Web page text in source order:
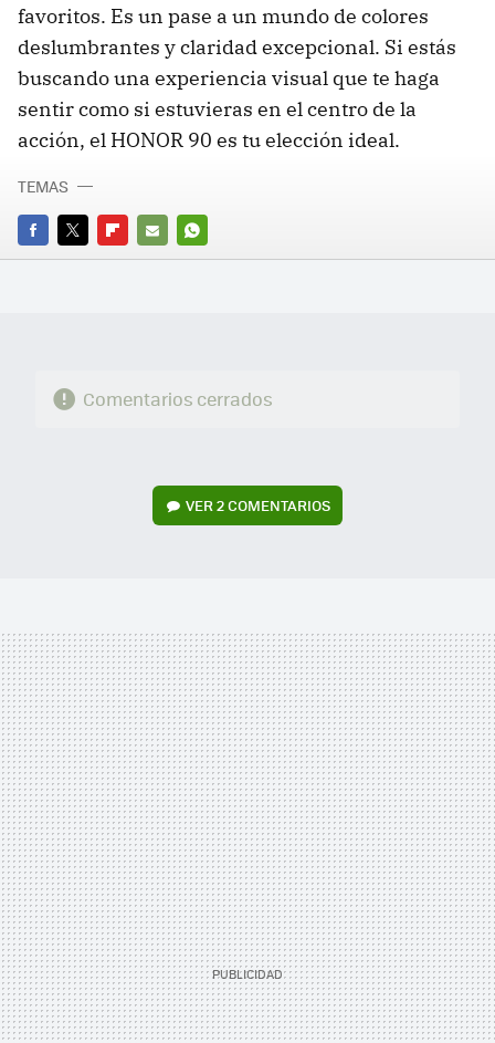
favoritos. Es un pase a un mundo de colores
deslumbrantes y claridad excepcional. Si estás
buscando una experiencia visual que te haga
sentir como si estuvieras en el centro de la
acción, el HONOR 90 es tu elección ideal.
FACEBOOK
TWITTERFLIPBOARD
E-
WHATSAPP
TEMAS
Comentarios cerrados
VER2 COMENTARIOS